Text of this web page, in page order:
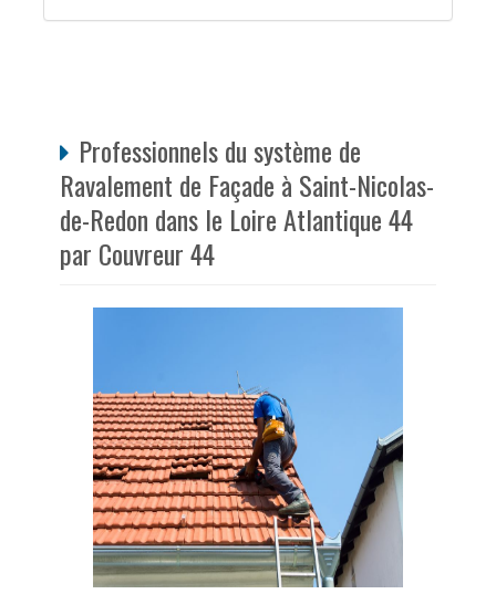
Professionnels du système de
Ravalement de Façade à Saint-Nicolas-
de-Redon dans le Loire Atlantique 44
par Couvreur 44